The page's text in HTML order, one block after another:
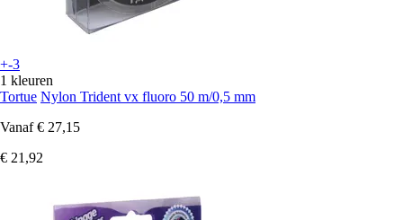
+-3
1 kleuren
Tortue Nylon Trident vx fluoro 50 m/0,5 mm
Vanaf € 27,15
€ 21,92